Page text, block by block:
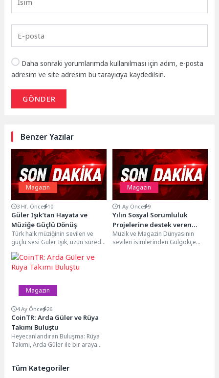
Daha sonraki yorumlarımda kullanılması için adım, e-posta
adresim ve site adresim bu tarayıcıya kaydedilsin.
GÖNDER
Benzer Yazılar
Magazin
3 Hf. Önce 10
Güler Işık’tan Hayata ve
Müziğe Güçlü Dönüş
Türk halk müziğinin sevilen ve
güçlü sesi Güler Işık, uzun süredir
verdiği zorlu sağlık
mücadelesinin...
Magazin
1 Ay Önce 9
Yılın Sosyal Sorumluluk
Projelerine destek veren
sanatçısı Gül Gökçe Korkmaz
Müzik ve Magazin Dünyasının
sevilen isimlerinden Gülgökçe
Magazin
4 Ay Önce 26
CoinTR: Arda Güler ve Rüya
Takımı Buluştu
Heyecanlandıran Buluşma: Rüya
Takımı, Arda Güler ile bir araya
Tüm Kategoriler